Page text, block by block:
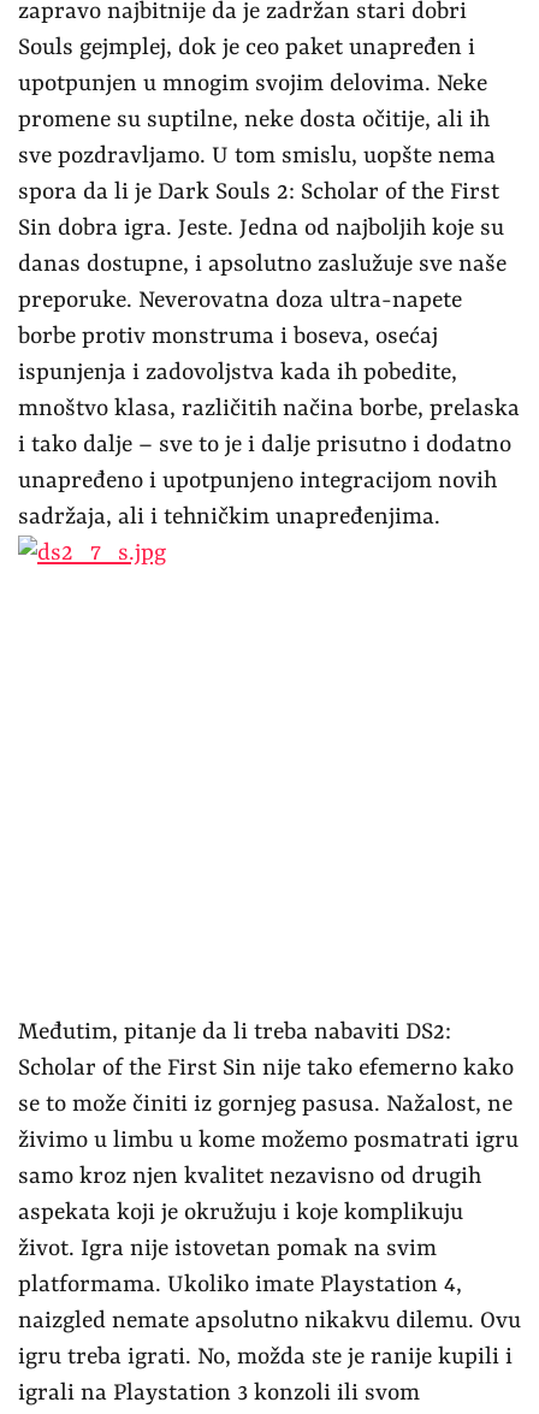
zapravo najbitnije da je zadržan stari dobri
Souls gejmplej, dok je ceo paket unapređen i
upotpunjen u mnogim svojim delovima. Neke
promene su suptilne, neke dosta očitije, ali ih
sve pozdravljamo. U tom smislu, uopšte nema
spora da li je Dark Souls 2: Scholar of the First
Sin dobra igra. Jeste. Jedna od najboljih koje su
danas dostupne, i apsolutno zaslužuje sve naše
preporuke. Neverovatna doza ultra-napete
borbe protiv monstruma i boseva, osećaj
ispunjenja i zadovoljstva kada ih pobedite,
mnoštvo klasa, različitih načina borbe, prelaska
i tako dalje – sve to je i dalje prisutno i dodatno
unapređeno i upotpunjeno integracijom novih
sadržaja, ali i tehničkim unapređenjima.
Međutim, pitanje da li treba nabaviti DS2:
Scholar of the First Sin nije tako efemerno kako
se to može činiti iz gornjeg pasusa. Nažalost, ne
živimo u limbu u kome možemo posmatrati igru
samo kroz njen kvalitet nezavisno od drugih
aspekata koji je okružuju i koje komplikuju
život. Igra nije istovetan pomak na svim
platformama. Ukoliko imate Playstation 4,
naizgled nemate apsolutno nikakvu dilemu. Ovu
igru treba igrati. No, možda ste je ranije kupili i
igrali na Playstation 3 konzoli ili svom